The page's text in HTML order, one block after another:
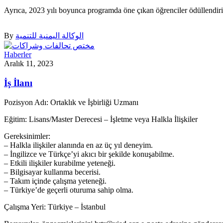
Ayrıca, 2023 yılı boyunca programda öne çıkan öğrenciler
By الوكالة اليمنية للتنمية
Haberler
Aralık 11, 2023
İş İlanı
Pozisyon Adı: Ortaklık ve İşbirliği Uzmanı
Eğitim: Lisans/Master Derecesi – İşletme veya Halkla İlişkiler
Gereksinimler:
– Halkla ilişkiler alanında en az üç yıl deneyim.
– İngilizce ve Türkçe’yi akıcı bir şekilde konuşabilme.
– Etkili ilişkiler kurabilme yeteneği.
– Bilgisayar kullanma becerisi.
– Takım içinde çalışma yeteneği.
– Türkiye’de geçerli oturuma sahip olma.
Çalışma Yeri: Türkiye – İstanbul